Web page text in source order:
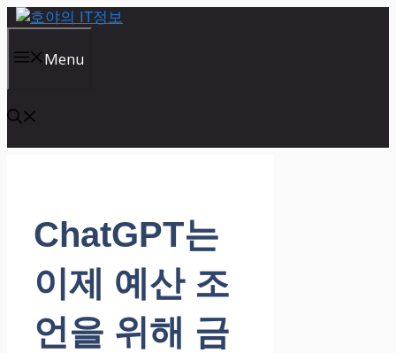
컨
츠
너
Menu
ChatGPT는
이제 예산 조
언을 위해 금